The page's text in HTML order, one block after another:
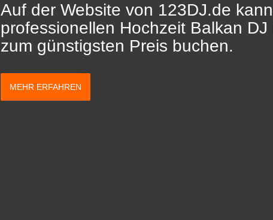
Auf der Website von 123DJ.de
professionellen Hochzeit Balkan
zum günstigsten Preis buchen.
MEHR ERFAHREN